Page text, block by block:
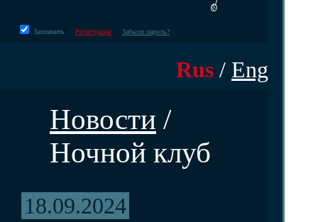
Запомнить Регистрация Забыли пароль?
Rus / Eng
Новости /
Ночной клуб
18.09.2024